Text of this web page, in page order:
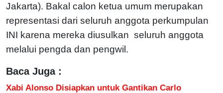
Jakarta). Bakal calon ketua umum merupakan
representasi dari seluruh anggota perkumpulan
INI karena mereka diusulkan seluruh anggota
melalui pengda dan pengwil.
Baca Juga :
Xabi Alonso Disiapkan untuk Gantikan Carlo